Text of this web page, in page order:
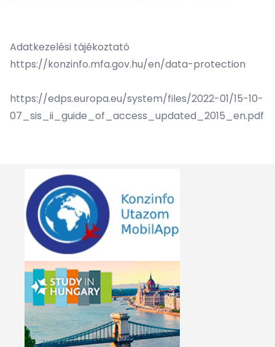
Adatkezelési tájékoztató
https://konzinfo.mfa.gov.hu/en/data-protection
https://edps.europa.eu/system/files/2022-01/15-10-
07_sis_ii_guide_of_access_updated_2015_en.pdf